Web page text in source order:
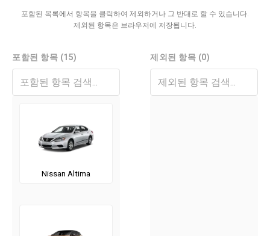
포함된 목록에서 항목을 클릭하여 제외하거나 그 반대로 할 수 있습니다.
제외된 항목은 브라우저에 저장됩니다.
포함된 항목 (15)
Nissan Altima
제외된 항목 (0)